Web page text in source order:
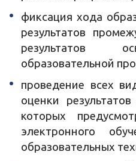
фиксация хода
результатов
результатов
образовательной
проведение всех
оценки
которых
электронного
образовательных